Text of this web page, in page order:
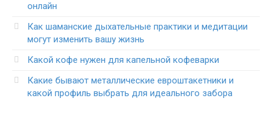
онлайн
Как шаманские дыхательные практики и медитации
могут изменить вашу жизнь
Какой кофе нужен для капельной кофеварки
Какие бывают металлические евроштакетники и
какой профиль выбрать для идеального забора